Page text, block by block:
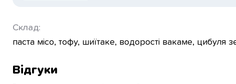
Склад:
паста місо, тофу, шиїтаке, водорості вакаме, цибуля
Відгуки